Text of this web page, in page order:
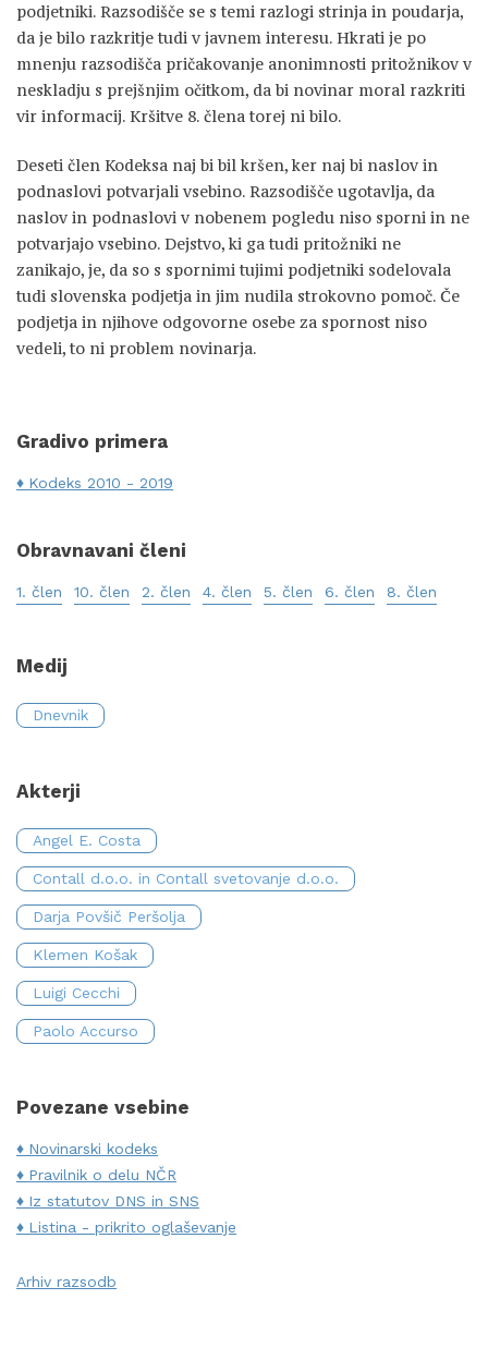
podjetniki. Razsodišče se s temi razlogi strinja in poudarja,
da je bilo razkritje tudi v javnem interesu. Hkrati je po
mnenju razsodišča pričakovanje anonimnosti pritožnikov v
neskladju s prejšnjim očitkom, da bi novinar moral razkriti
vir informacij. Kršitve 8. člena torej ni bilo.
Deseti člen Kodeksa naj bi bil kršen, ker naj bi naslov in
podnaslovi potvarjali vsebino. Razsodišče ugotavlja, da
naslov in podnaslovi v nobenem pogledu niso sporni in ne
potvarjajo vsebino. Dejstvo, ki ga tudi pritožniki ne
zanikajo, je, da so s spornimi tujimi podjetniki sodelovala
tudi slovenska podjetja in jim nudila strokovno pomoč. Če
podjetja in njihove odgovorne osebe za spornost niso
vedeli, to ni problem novinarja.
Gradivo primera
Kodeks 2010 - 2019
Obravnavani členi
1. člen 10. člen 2. člen 4. člen 5. člen 6. člen 8. člen
Medij
Dnevnik
Akterji
Angel E. Costa
Contall d.o.o. in Contall svetovanje d.o.o.
Darja Povšič Peršolja
Klemen Košak
Luigi Cecchi
Paolo Accurso
Povezane vsebine
Novinarski kodeks
Pravilnik o delu NČR
Iz statutov DNS in SNS
Listina - prikrito oglaševanje
Arhiv razsodb